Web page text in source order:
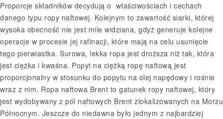
Proporcje składników decydują o właściwościach i cechach
danego typu ropy naftowej. Kolejnym to zawartość siarki, której
wysoka obecność nie jest mile widziana, gdyż generuje kolejne
operacje w procesie jej rafinacji, które mają na celu usunięcie
tego pierwiastka. Surowa, lekka ropa jest droższa niż tak, która
jest ciężka i kwaśna. Popyt na ciężką ropę naftową jest
proporcjonalny w stosunku do popytu na olej napędowy i rośnie
wraz z nim. Ropa naftowa Brent to gatunek ropy naftowej, który
jest wydobywany z pól naftowych Brent zlokalizowanych na Morzu
Północnym. Jeszcze do niedawna było jednym z najbardziej